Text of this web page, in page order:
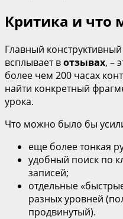
Критика и что
Главный
всплывает вотзывах, –
более чем 200 часах
найти конкретный
урока.
Что можно было бы
еще более тонкая
удобный поиск по
записей;
отдельные
разных уровней
продвинутый).